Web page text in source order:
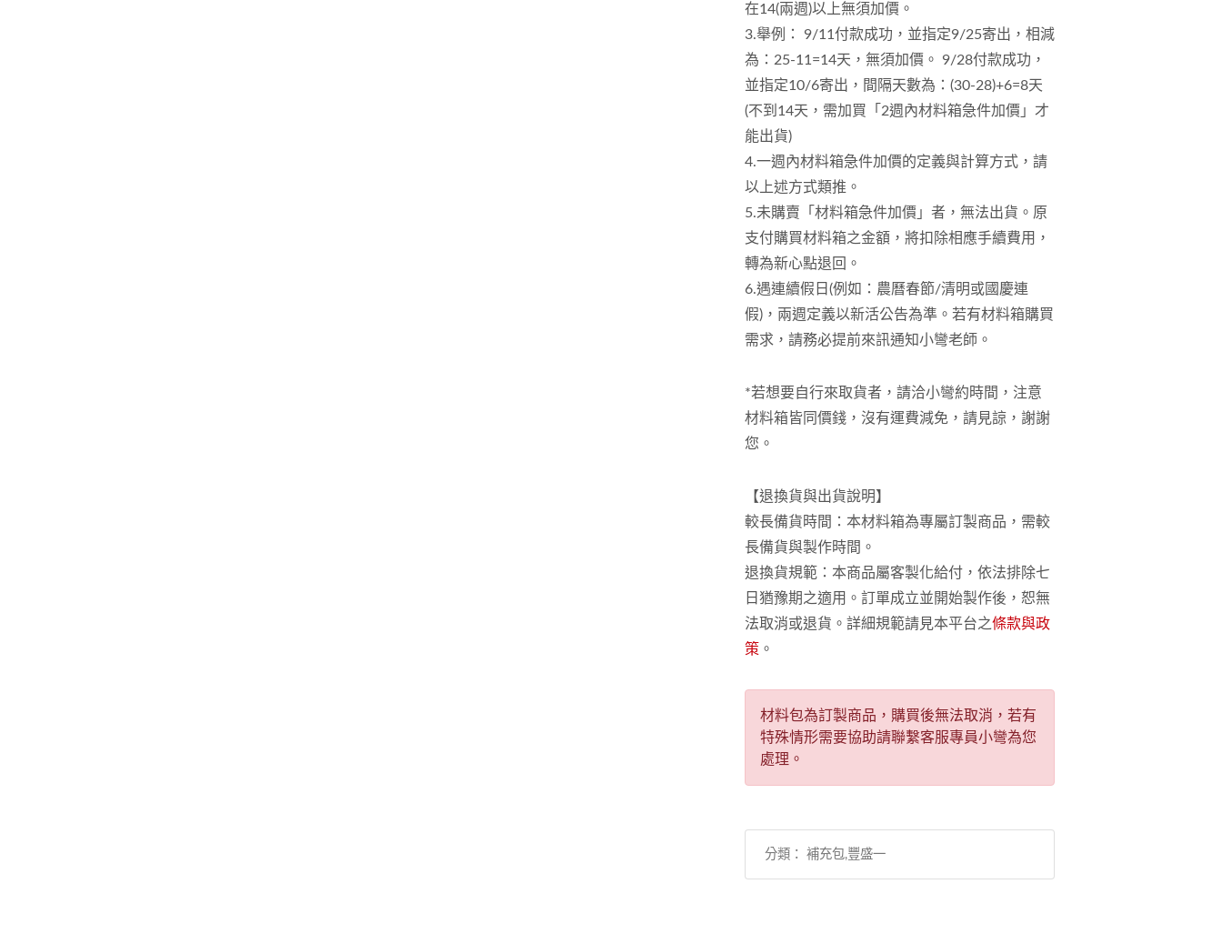
在14(兩週)以上無須加價。
3.舉例： 9/11付款成功，並指定9/25寄出，相減
為：25-11=14天，無須加價。 9/28付款成功，
並指定10/6寄出，間隔天數為：(30-28)+6=8天
(不到14天，需加買「2週內材料箱急件加價」才
能出貨)
4.一週內材料箱急件加價的定義與計算方式，請
以上述方式類推。
5.未購賣「材料箱急件加價」者，無法出貨。原
支付購買材料箱之金額，將扣除相應手續費用，
轉為新心點退回。
6.遇連續假日(例如：農曆春節/清明或國慶連
假)，兩週定義以新活公告為準。若有材料箱購買
需求，請務必提前來訊通知小彎老師。
*若想要自行來取貨者，請洽小彎約時間，注意
材料箱皆同價錢，沒有運費減免，請見諒，謝謝
您。
【退換貨與出貨說明】
較長備貨時間：本材料箱為專屬訂製商品，需較
長備貨與製作時間。
退換貨規範：本商品屬客製化給付，依法排除七
日猶豫期之適用。訂單成立並開始製作後，恕無
法取消或退貨。詳細規範請見本平台之條款與政
策 。
材料包為訂製商品，購買後無法取消，若有
特殊情形需要協助請聯繫客服專員小彎為您
處理。
分類： 補充包,豐盛一